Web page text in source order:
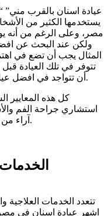
يستخدمها الكثير من
مصر، وعلى الرغم من أنه
ولكن عند البحث عن
المثال يجب أن تضع في
تتوفر في تلك العيادة قبل
أن تتواجد في افضل عيادة اسنان في مصر هو قرب العيادة منك.
كل هذه المعايير
استشاري جراحة الفم
آراء من العملاء بأنها افضل عيادة اسنان بالقاهرة.
تتعدد الخدمات العلاجية
اشهر عيادة اسنان في